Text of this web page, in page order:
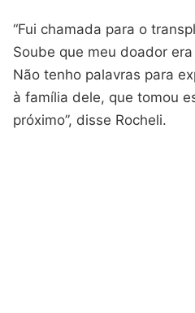
“Fui chamada para o
Soube que meu doador
Não tenho palavras para
à família dele, que tomou
próximo”, disse Rocheli.